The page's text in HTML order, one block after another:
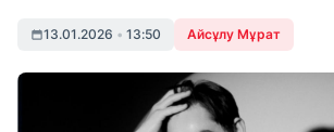
13.01.2026 • 13:50 Айсұлу Мұрат